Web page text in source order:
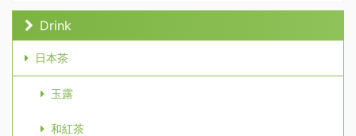
Drink
日本茶
玉露
和紅茶